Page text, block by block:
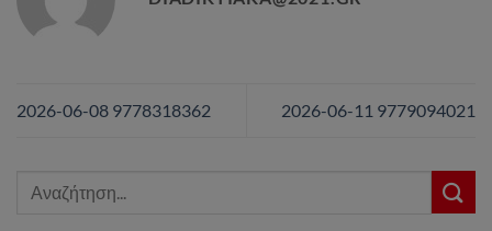
2026-06-08 9778318362 2026-06-11 9779094021
Αναζήτηση